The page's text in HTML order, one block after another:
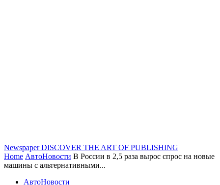
Newspaper DISCOVER THE ART OF PUBLISHING
Home АвтоНовости В России в 2,5 раза вырос спрос на новые
машины с альтернативными...
АвтоНовости